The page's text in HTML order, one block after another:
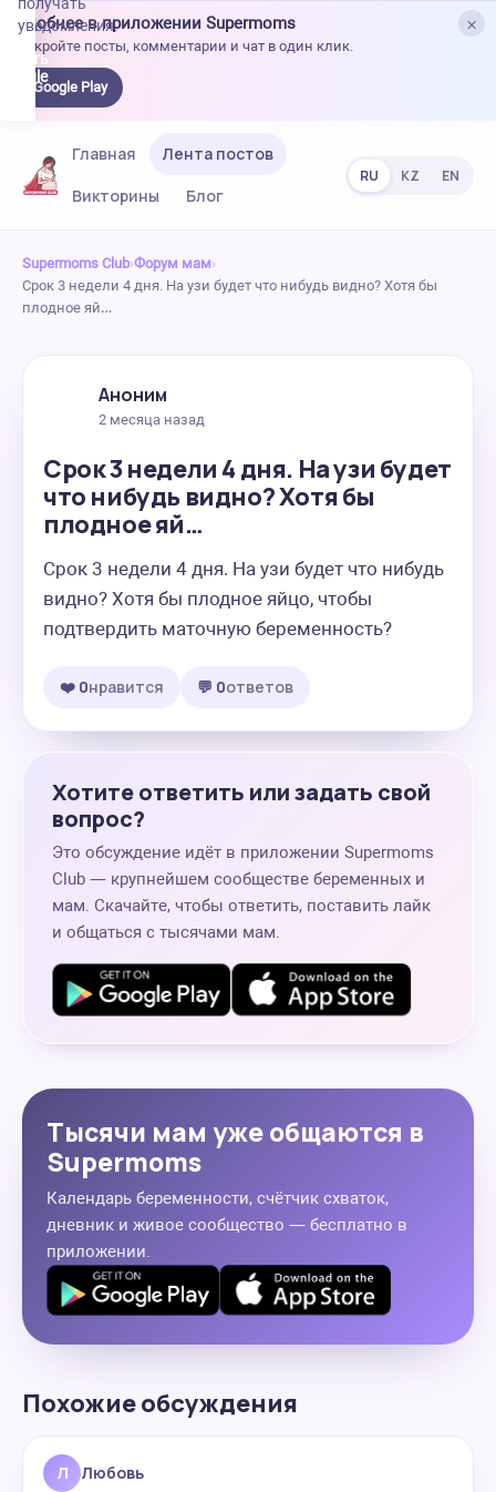
×
Удобнее в приложении Supermoms
Откройте посты, комментарии и чат в один клик.
Google Play
уведомления.
Главная
Лента постов
Викторины
Блог
RU KZ EN
Supermoms Club›Форум мам›
Срок 3 недели 4 дня. На узи будет что нибудь видно? Хотя бы
плодное яй…
Аноним
2 месяца назад
Срок 3 недели 4 дня. На узи будет
что нибудь видно? Хотя бы
плодное яй…
Срок 3 недели 4 дня. На узи будет что нибудь
видно? Хотя бы плодное яйцо, чтобы
подтвердить маточную беременность?
❤️ 0нравится 💬 0ответов
Хотите ответить или задать свой
вопрос?
Это обсуждение идёт в приложении Supermoms
Club — крупнейшем сообществе беременных и
мам. Скачайте, чтобы ответить, поставить лайк
и общаться с тысячами мам.
Тысячи мам уже общаются в
Supermoms
Календарь беременности, счётчик схваток,
дневник и живое сообщество — бесплатно в
приложении.
Похожие обсуждения
Л Любовь